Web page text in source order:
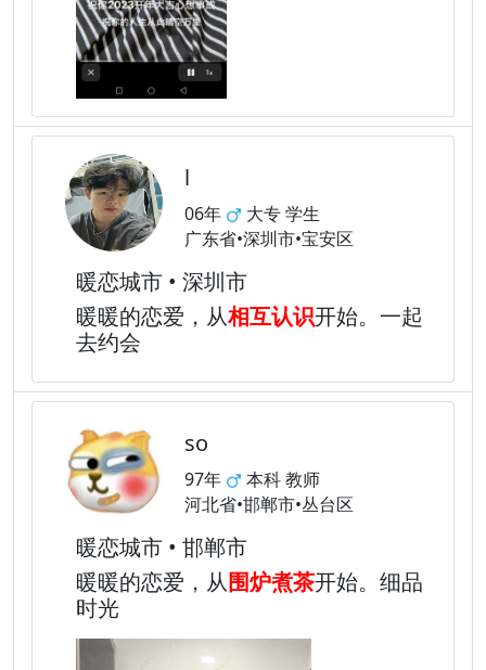
l
06年
大专 学生
广东省•深圳市•宝安区
暖恋城市 • 深圳市
暖暖的恋爱，从相互认识开始。一起
去约会
so
97年
本科 教师
河北省•邯郸市•丛台区
暖恋城市 • 邯郸市
暖暖的恋爱，从围炉煮茶开始。细品
时光